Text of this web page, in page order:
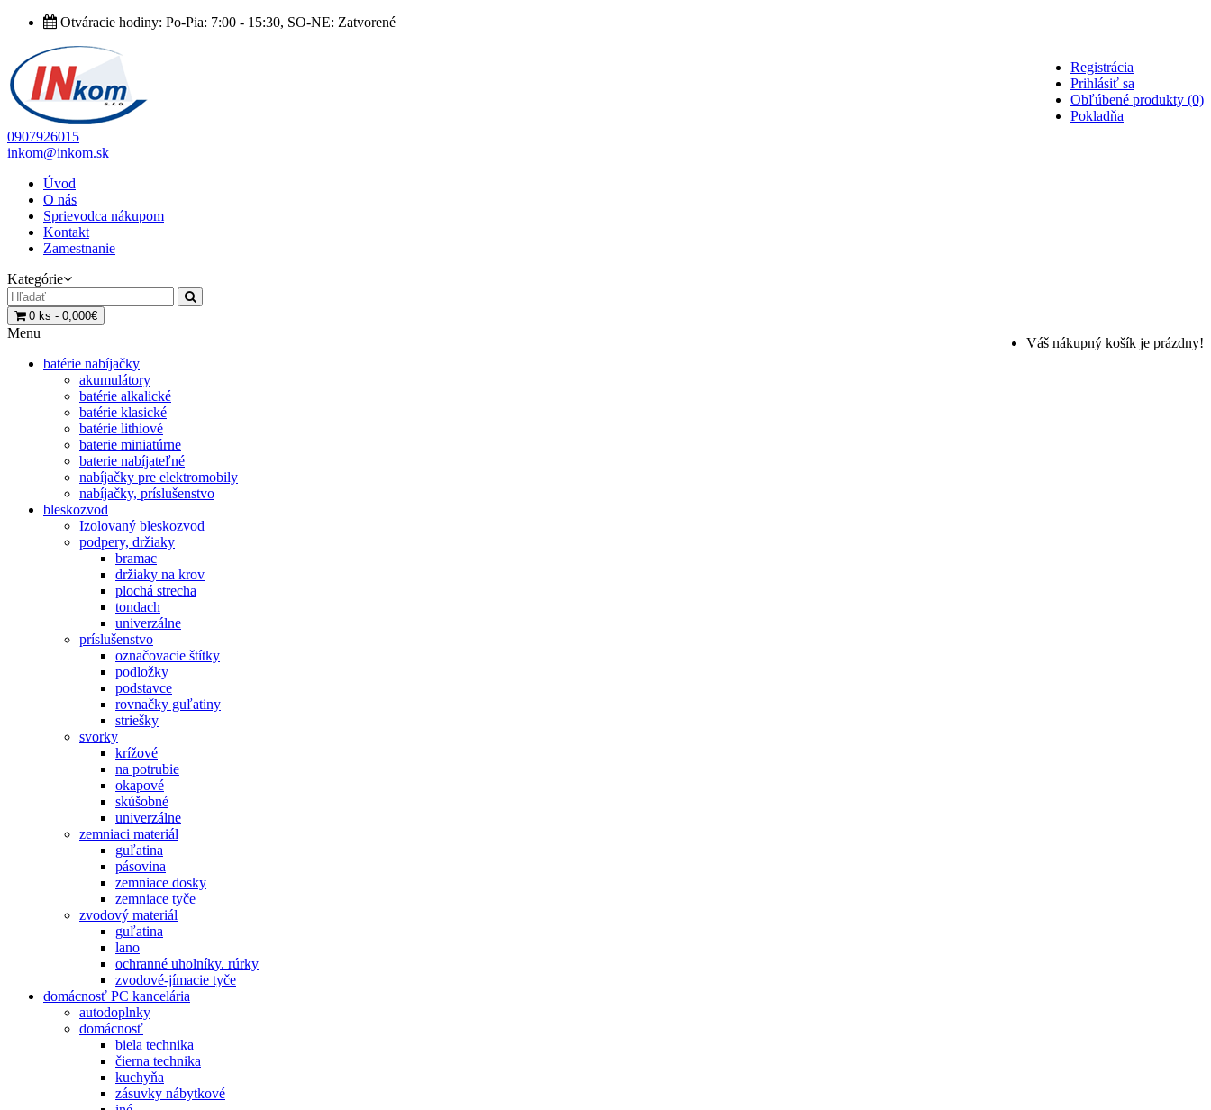
Otváracie hodiny: Po-Pia: 7:00 - 15:30, SO-NE: Zatvorené
Registrácia
Prihlásiť sa
Obľúbené produkty (0)
Pokladňa
0907926015
inkom@inkom.sk
Úvod
O nás
Sprievodca nákupom
Kontakt
Zamestnanie
Kategórie
0 ks - 0,000€
Váš nákupný košík je prázdny!
Menu
batérie nabíjačky
akumulátory
batérie alkalické
batérie klasické
batérie lithiové
baterie miniatúrne
baterie nabíjateľné
nabíjačky pre elektromobily
nabíjačky, príslušenstvo
bleskozvod
Izolovaný bleskozvod
podpery, držiaky
bramac
držiaky na krov
plochá strecha
tondach
univerzálne
príslušenstvo
označovacie štítky
podložky
podstavce
rovnačky guľatiny
striešky
svorky
krížové
na potrubie
okapové
skúšobné
univerzálne
zemniaci materiál
guľatina
pásovina
zemniace dosky
zemniace tyče
zvodový materiál
guľatina
lano
ochranné uholníky. rúrky
zvodové-jímacie tyče
domácnosť PC kancelária
autodoplnky
domácnosť
biela technika
čierna technika
kuchyňa
zásuvky nábytkové